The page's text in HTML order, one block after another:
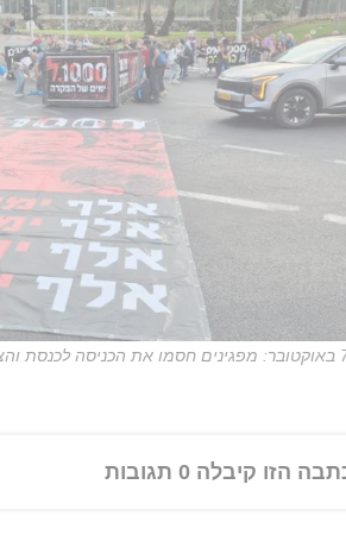
הזו קיבלה 0 תגובות